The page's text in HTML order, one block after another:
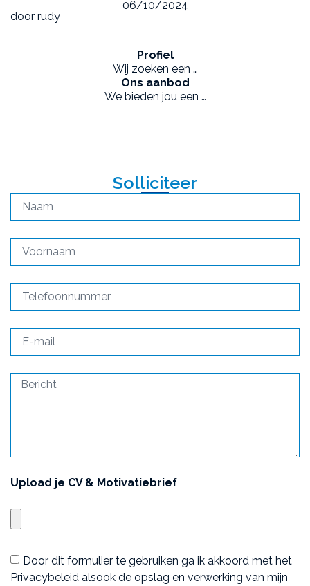
06/10/2024
door rudy
Profiel
Wij zoeken een …
Ons aanbod
We bieden jou een …
Solliciteer
Upload je CV & Motivatiebrief
Door dit formulier te gebruiken ga ik akkoord met het
Privacybeleid alsook de opslag en verwerking van mijn